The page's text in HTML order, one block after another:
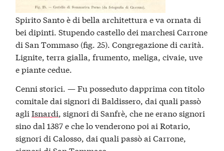
Spirito Santo è di bella architettura e va ornata di
bei dipinti. Stupendo castello dei marchesi Carrone
di San Tommaso (fig. 25). Congregazione di carità.
Lignite, terra gialla, frumento, meliga, civaie, uve
e piante cedue.
Cenni storici. — Fu posseduto dapprima con titolo
comitale dai signori di Baldissero, dai quali passò
agliIsnardi , signori di Sanfrè, che ne erano signori
sino dal 1387 e che lo venderono poi ai Rotario,
signori di Calosso, dai quali passò ai Carrone,